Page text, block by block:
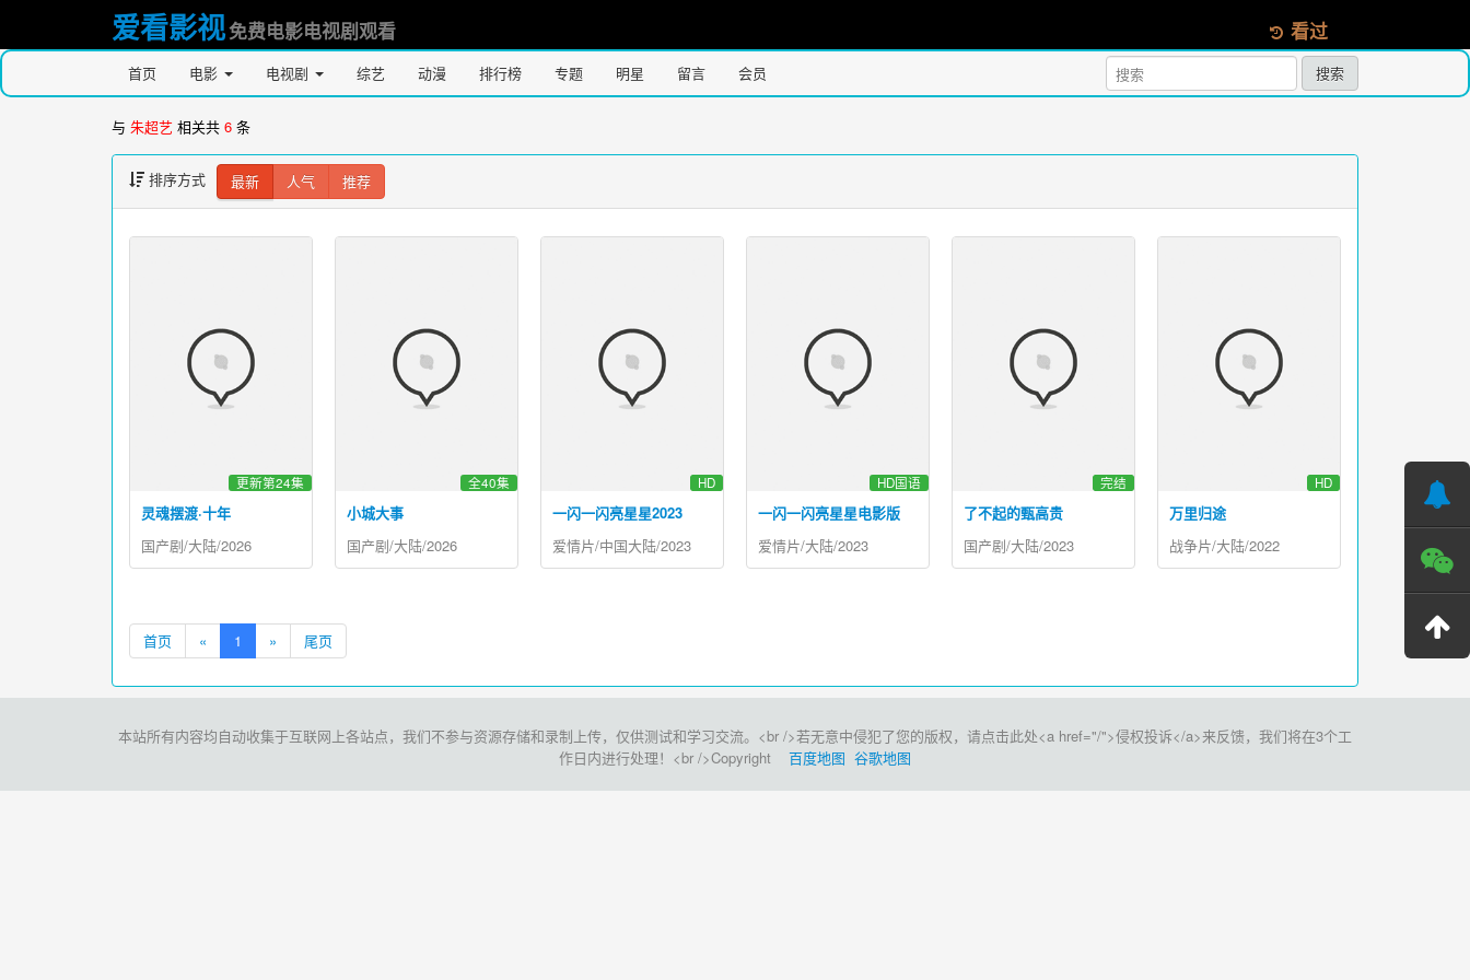
爱看影视免费电影电视剧观看 看过
首页 电影 电视剧 综艺 动漫 排行榜 专题 明星 留言 会员 搜索
与 朱超艺 相关共 6 条
排序方式 最新 人气 推荐
灵魂摆渡·十年
更新第24集
国产剧/大陆/2026
小城大事
全40集
国产剧/大陆/2026
一闪一闪亮星星2023
HD
爱情片/中国大陆/2023
一闪一闪亮星星电影版
HD国语
爱情片/大陆/2023
了不起的甄高贵
完结
国产剧/大陆/2023
万里归途
HD
战争片/大陆/2022
首页 « 1 » 尾页
本站所有内容均自动收集于互联网上各站点，我们不参与资源存储和录制上传，仅供测试和学习交流。<br />若无意中侵犯了您的版权，请点击此处<a href="/">侵权投诉</a>来反馈，我们将在3个工
作日内进行处理！<br />Copyright 百度地图 谷歌地图